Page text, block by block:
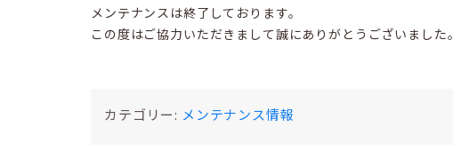
メンテナンスは終了しております。
この度はご協力いただきまして誠にありがとうございました。
カテゴリー: メンテナンス情報